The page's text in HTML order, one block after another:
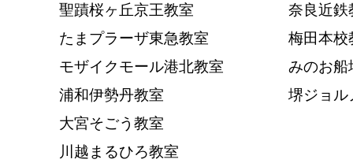
聖蹟桜ヶ丘京王教室
たまプラーザ東急教室
モザイクモール港北教室
浦和伊勢丹教室
大宮そごう教室
川越まるひろ教室
奈良近鉄
梅田本校
みのお船
堺ジョル